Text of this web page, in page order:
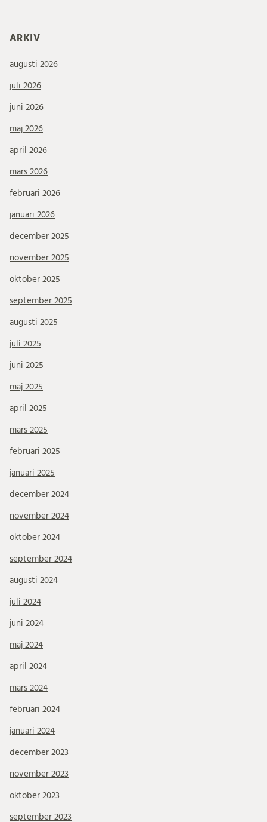
ARKIV
augusti 2026
juli 2026
juni 2026
maj 2026
april 2026
mars 2026
februari 2026
januari 2026
december 2025
november 2025
oktober 2025
september 2025
augusti 2025
juli 2025
juni 2025
maj 2025
april 2025
mars 2025
februari 2025
januari 2025
december 2024
november 2024
oktober 2024
september 2024
augusti 2024
juli 2024
juni 2024
maj 2024
april 2024
mars 2024
februari 2024
januari 2024
december 2023
november 2023
oktober 2023
september 2023